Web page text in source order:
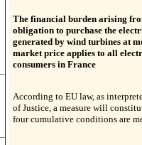
The financial burden arising
obligation to purchase the
generated by wind turbines at
market price applies to all
consumers in France
According to EU law, as
of Justice, a measure will
four cumulative conditions are